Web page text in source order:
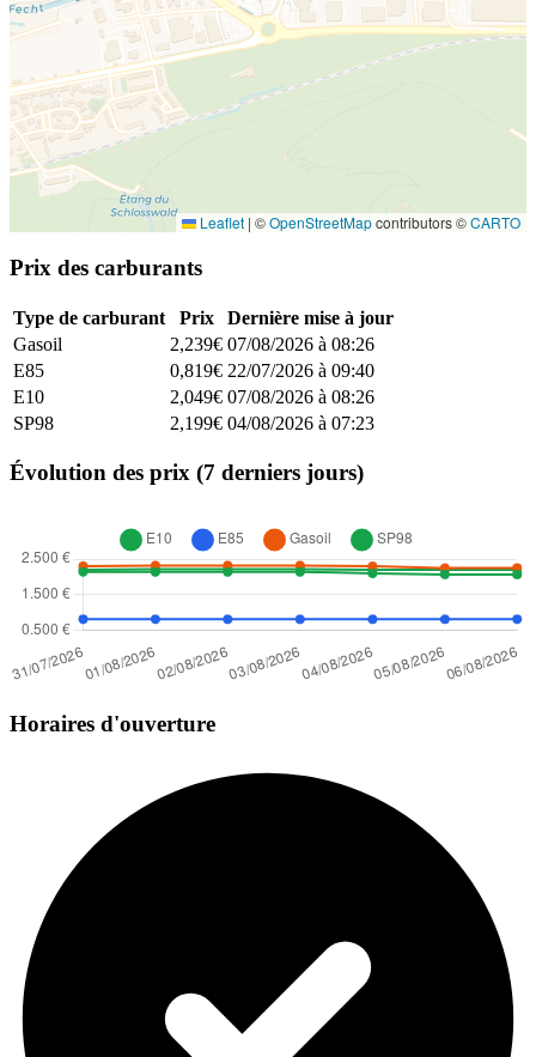
Leaflet | ©OpenStreetMapcontributors ©CARTO
Prix des carburants
Type de carburant Prix
Dernière mise à jour
Gasoil
2,239€ 07/08/2026 à 08:26
E85
0,819€ 22/07/2026 à 09:40
E10
2,049€ 07/08/2026 à 08:26
SP98
2,199€ 04/08/2026 à 07:23
Évolution des prix (7 derniers jours)
Horaires d'ouverture